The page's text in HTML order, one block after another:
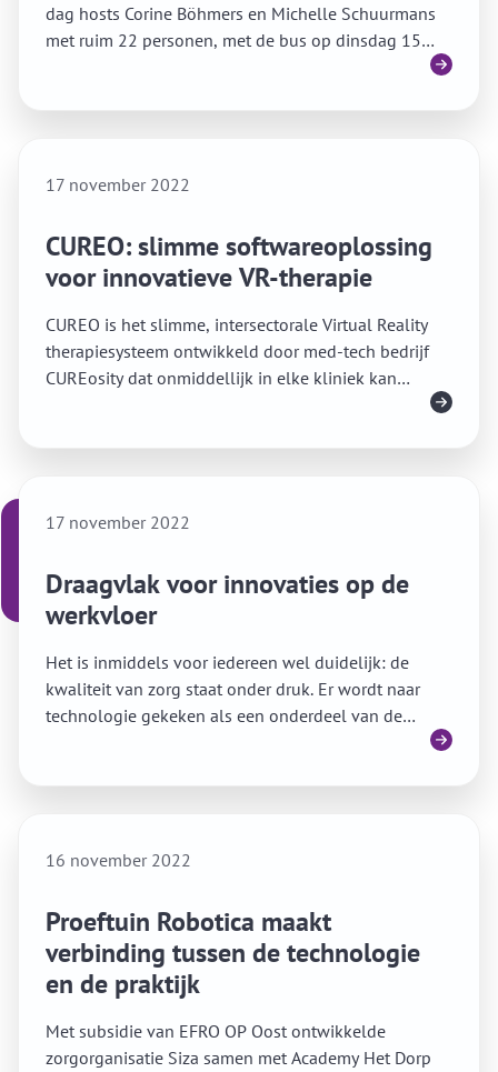
dag hosts Corine Böhmers en Michelle Schuurmans
met ruim 22 personen, met de bus op dinsdag 15
november af naar de MEDICA in Düsseldorf. In de bus
17 november 2022
CUREO: slimme softwareoplossing
voor innovatieve VR-therapie
CUREO is het slimme, intersectorale Virtual Reality
therapiesysteem ontwikkeld door med-tech bedrijf
CUREosity dat onmiddellijk in elke kliniek kan
17 november 2022
Draagvlak voor innovaties op de
werkvloer
Het is inmiddels voor iedereen wel duidelijk: de
kwaliteit van zorg staat onder druk. Er wordt naar
technologie gekeken als een onderdeel van de
oplossing. Maar dat is geen makkelijke transitie. Het
16 november 2022
Proeftuin Robotica maakt
verbinding tussen de technologie
en de praktijk
Met subsidie van EFRO OP Oost ontwikkelde
zorgorganisatie Siza samen met Academy Het Dorp